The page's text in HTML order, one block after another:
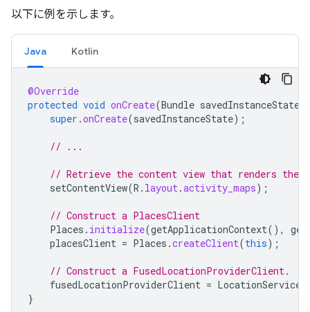
以下に例を示します。
Java Kotlin
@Override
protected void onCreate(Bundle savedInstanceState
super .onCreate(savedInstanceState);
// ...
// Retrieve the content view that renders the
setContentView(R . layout .activity_maps);
// Construct a PlacesClient
Places . initialize(getApplicationContext(),
placesClient = Places .createClient(this);
// Construct a FusedLocationProviderClient.
fusedLocationProviderClient = LocationServices
}